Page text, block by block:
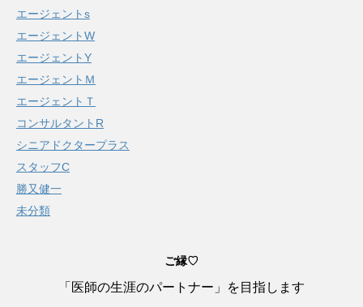
エージェントs
エージェントW
エージェントY
エージェントＭ
エージェントＴ
コンサルタントR
シニアドクタープラス
スタッフC
勝又健一
未分類
ご縁♡
「医師の生涯のパートナー」を目指します